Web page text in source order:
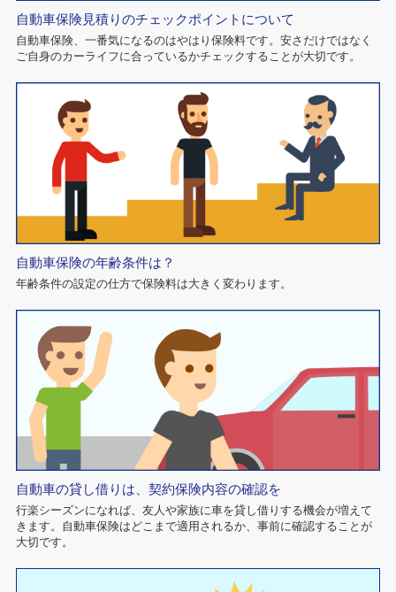
自動車保険見積りのチェックポイントについて
自動車保険、一番気になるのはやはり保険料です。安さだけではなく
ご自身のカーライフに合っているかチェックすることが大切です。
自動車保険の年齢条件は？
年齢条件の設定の仕方で保険料は大きく変わります。
自動車の貸し借りは、契約保険内容の確認を
行楽シーズンになれば、友人や家族に車を貸し借りする機会が増えて
きます。自動車保険はどこまで適用されるか、事前に確認することが
大切です。